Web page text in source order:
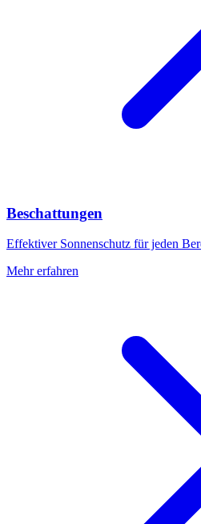
Beschattungen
Effektiver Sonnenschutz für jeden
Mehr erfahren